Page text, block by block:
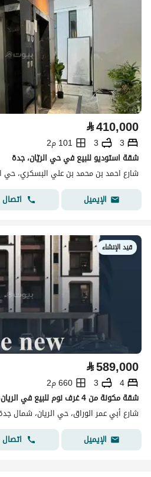
⃁410,000
3
3
101 م2
شقة استوديو للبيع في حي الريّان، جدة
شارع احمد بن محمد بن علي البسكري، حي
الإيميل
اتصال
قيد الإنشاء
⃁589,000
4
3
660 م2
شقة مكونة من 4 غرف نوم للبيع في الريان، جدة
شارع أبي عمر الوراق، حي الريان، شمال
الإيميل
اتصال